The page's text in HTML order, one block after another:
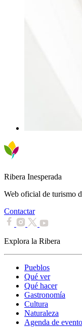
Ribera Inesperada
Web oficial de turismo
Contactar
Explora la Ribera
Pueblos
Qué ver
Qué hacer
Gastronomía
Cultura
Naturaleza
Agenda de